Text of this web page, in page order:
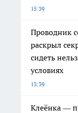
15:39
Проводник
раскрыл
сидеть
условиях
13:39
Клеёнка —